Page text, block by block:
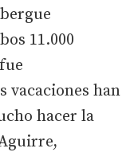
11.000
vacaciones han
hacer la